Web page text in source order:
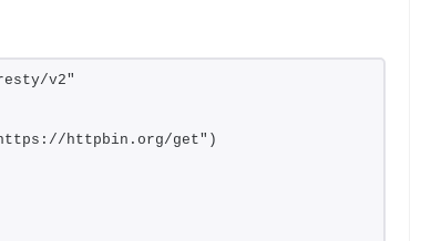
v2"
httpbin.org/get")